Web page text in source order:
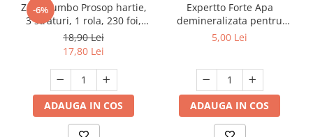
-6%
Zewa Jumbo Prosop hartie,
3 straturi, 1 rola, 230 foi,
Premium Expert
18,90 Lei
17,80 Lei
ADAUGA IN COS
Expertto Forte Apa
demineralizata pentru
fierul de calcat, 1 L, Floral
5,00 Lei
ADAUGA IN COS